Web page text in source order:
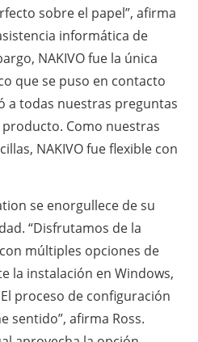
sobre el papel”, afirma
informática de
NAKIVO fue la única
que se puso en contacto
a todas nuestras preguntas
Como nuestras
NAKIVO fue flexible con
se enorgullece de su
“Disfrutamos de la
múltiples opciones de
la instalación en Windows,
proceso de configuración
sentido”, afirma Ross.